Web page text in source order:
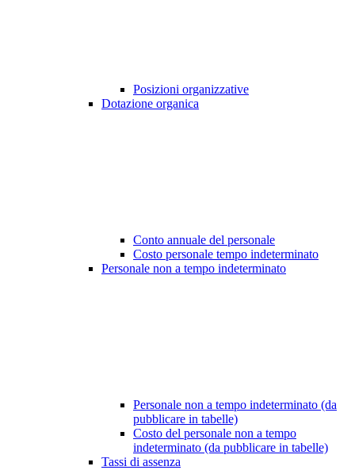
Posizioni organizzative
Dotazione organica
Conto annuale del personale
Costo personale tempo indeterminato
Personale non a tempo indeterminato
Personale non a tempo indeterminato (da
pubblicare in tabelle)
Costo del personale non a tempo
indeterminato (da pubblicare in tabelle)
Tassi di assenza